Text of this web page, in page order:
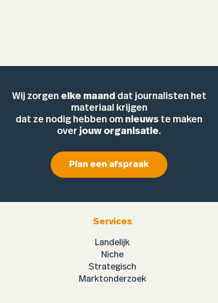
Wij zorgen elke maand dat journalisten het
materiaal krijgen
dat ze nodig hebben om nieuws te maken
over jouw organisatie.
Plan een afspraak
Services
Landelijk
Niche
Strategisch
Marktonderzoek